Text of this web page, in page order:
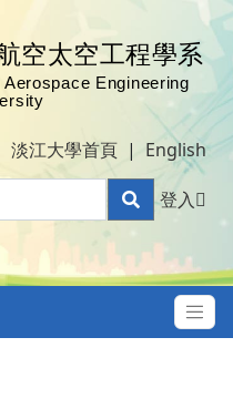
淡江大學首頁 | English
登入